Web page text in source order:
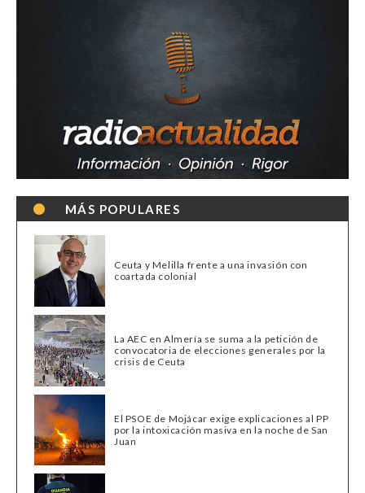
MÁS POPULARES
Ceuta y Melilla frente a una invasión con
coartada colonial
La AEC en Almería se suma a la petición de
convocatoria de elecciones generales por la
crisis de Ceuta
El PSOE de Mojácar exige explicaciones al PP
por la intoxicación masiva en la noche de San
Juan